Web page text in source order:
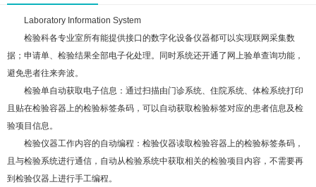
Laboratory Information System
检验科各专业室所有能提供接口的数字化设备仪器都可以实现联网采集数
据；申请单、检验结果全部电子化处理。同时系统还开通了网上验单查询功能，
避免患者往来奔波。
检验单自动获取电子信息：通过扫描由门诊系统、住院系统、体检系统打印
且贴在检验容器上的检验标签条码，可以自动获取检验标签对应的患者信息及检
验项目信息。
检验仪器工作内容的自动编程：检验仪器读取检验容器上的检验标签条码，
且与检验系统进行通信，自动从检验系统中获取相关的检验项目内容，不需要再
到检验仪器上进行手工编程。